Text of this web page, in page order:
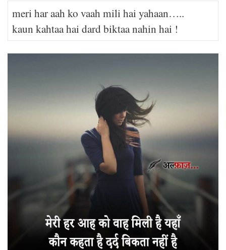
meri har aah ko vaah mili hai yahaan…..
kaun kahtaa hai dard biktaa nahin hai !